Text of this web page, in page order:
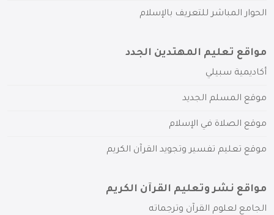
الحوار المباشر للتعريف بالإسلام
مواقع تعليم المهتدين الجدد
أكاديمية سبيلي
موقع المسلم الجديد
موقع الصلاة في الإسلام
موقع تعليم تفسير وتجويد القرآن الكريم
مواقع نشر وتعليم القرآن الكريم
الجامع لعلوم القرآن وترجماته